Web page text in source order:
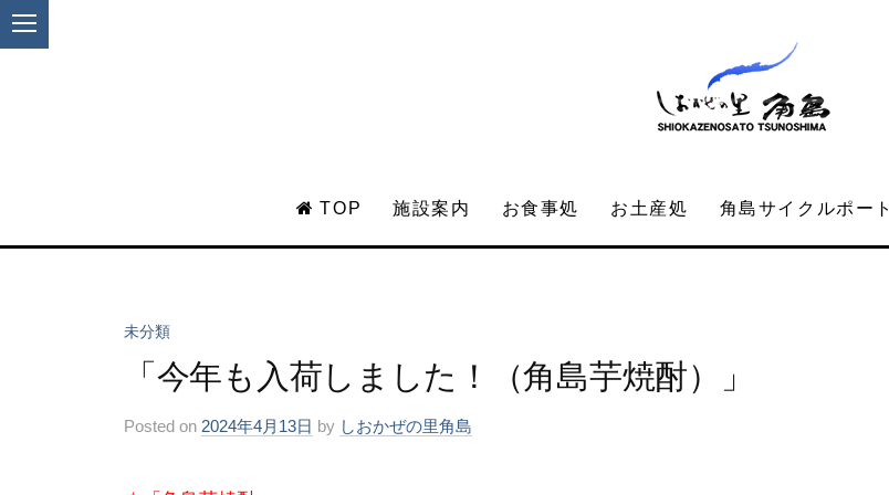
TOP 施設案内 お食事処 お土産処 角島サイクルポート
未分類
「今年も入荷しました！（角島芋焼酎）」
Posted on 2024年4月13日 by しおかぜの里角島